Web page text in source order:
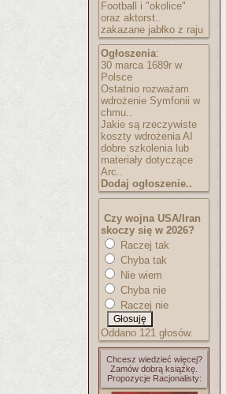
Football i "okolice"
oraz aktorst..
zakazane jabłko z raju
Ogłoszenia:
30 marca 1689r w
Polsce
Ostatnio rozważam
wdrożenie Symfonii w
chmu..
Jakie są rzeczywiste
koszty wdrożenia AI
dobre szkolenia lub
materiały dotyczące
Arc..
Dodaj ogłoszenie..
Czy wojna USA/Iran
skoczy się w 2026?
Raczej tak
Chyba tak
Nie wiem
Chyba nie
Raczej nie
Oddano 121 głosów.
Chcesz wiedzieć więcej?
Zamów dobrą książkę.
Propozycje Racjonalisty: